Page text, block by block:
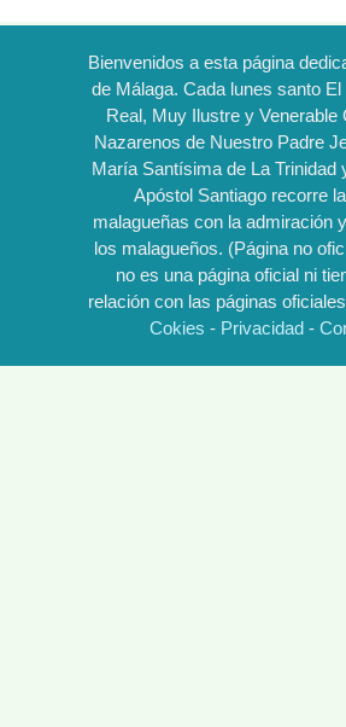
Bienvenidos a esta página
de Málaga. Cada lunes santo
Real, Muy Ilustre y Venerable
Nazarenos de Nuestro Padre
María Santísima de La Trinidad
Apóstol Santiago recorre
malagueñas con la admiración
los malagueños. (Página no
no es una página oficial ni
relación con las páginas oficiales
Cokies - Privacidad -